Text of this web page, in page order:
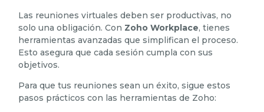
Las reuniones virtuales deben ser productivas, no
solo una obligación. Con Zoho Workplace, tienes
herramientas avanzadas que simplifican el proceso.
Esto asegura que cada sesión cumpla con sus
objetivos.
Para que tus reuniones sean un éxito, sigue estos
pasos prácticos con las herramientas de Zoho: